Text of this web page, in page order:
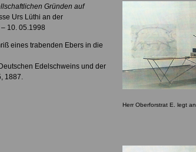
Gründen auf
Urs Lüthi an der
10. 05.1998
eines trabenden Ebers in die
Edelschweins und der
1887.
Herr Oberforstrat E. legt an